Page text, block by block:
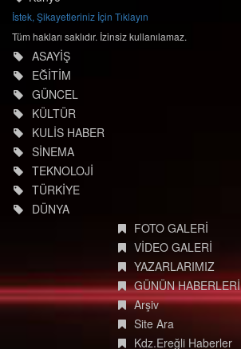
İstek, Şikayetleriniz İçin Tıklayın
Tüm hakları saklıdır. İzinsiz kullanılamaz.
ASAYİŞ
EĞİTİM
GÜNCEL
KÜLTÜR
KULİS HABER
SİNEMA
TEKNOLOJİ
TÜRKİYE
DÜNYA
FOTO GALERİ
VİDEO GALERİ
YAZARLARIMIZ
GÜNÜN HABERLERİ
Arşiv
Site Ara
Kdz.Ereğli Haberler